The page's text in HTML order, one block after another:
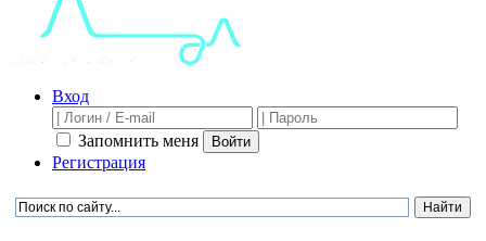
Вход
Запомнить меня Войти
Регистрация